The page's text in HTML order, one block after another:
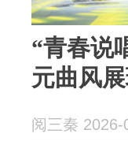
“青春说
元曲风
阅三秦 2026-